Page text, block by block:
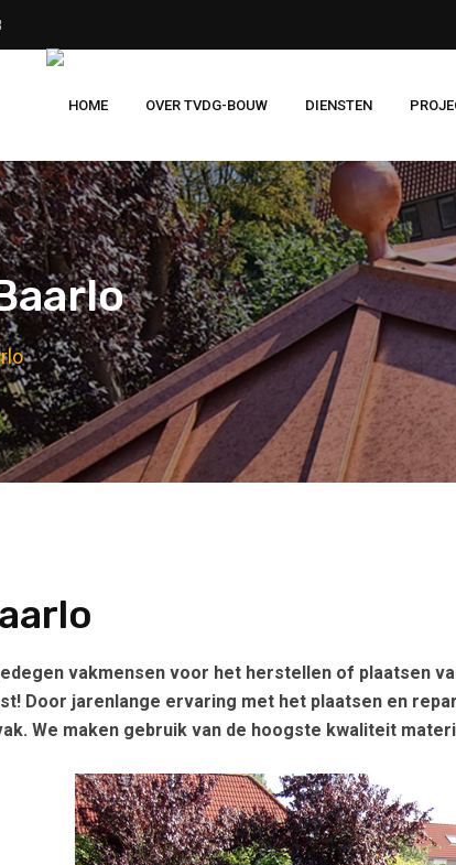
HOME OVER TVDG-BOUW DIENSTEN
vakmensen voor het herstellen of plaatsen
Door jarenlange ervaring met het plaatsen en
We maken gebruik van de hoogste kwaliteit